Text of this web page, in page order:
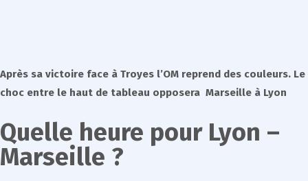
Après sa victoire face à Troyes l’OM reprend des couleurs. Le
choc entre le haut de tableau opposera Marseille à Lyon
Quelle heure pour Lyon –
Marseille ?